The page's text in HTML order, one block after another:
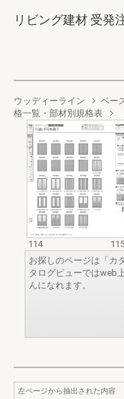
リビング建材 受発
ウッディーライン ベー
格一覧・部材別規格表
114
115
お探しのページは「カ
タログビューではweb
んになれます。
左ページから抽出された内容